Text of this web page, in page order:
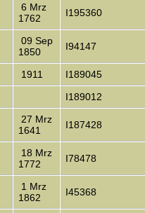
6 Mrz
1762
I195360
09 Sep
1850
I94147
1911
I189045
I189012
27 Mrz
1641
I187428
18 Mrz
1772
I78478
1 Mrz
1862
I45368